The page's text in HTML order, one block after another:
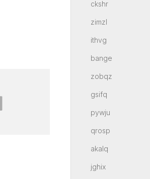
ckshr
zimzl
ithvg
bange
zobqz
gsifq
pywju
qrosp
akalq
jghix